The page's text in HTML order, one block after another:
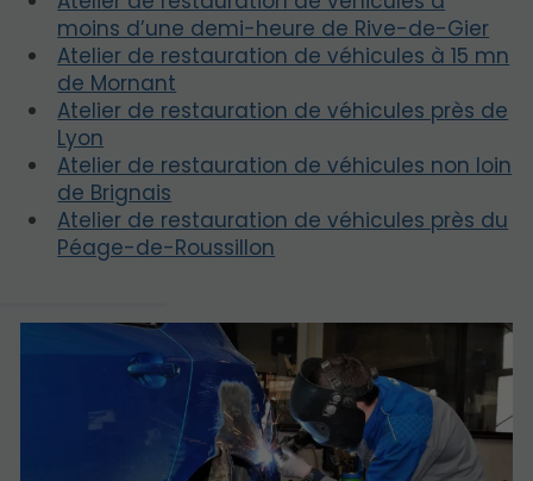
moins d’une demi-heure de Rive-de-Gier
Atelier de restauration de véhicules à 15 mn
de Mornant
Atelier de restauration de véhicules près de
Lyon
Atelier de restauration de véhicules non loin
de Brignais
Atelier de restauration de véhicules près du
Péage-de-Roussillon